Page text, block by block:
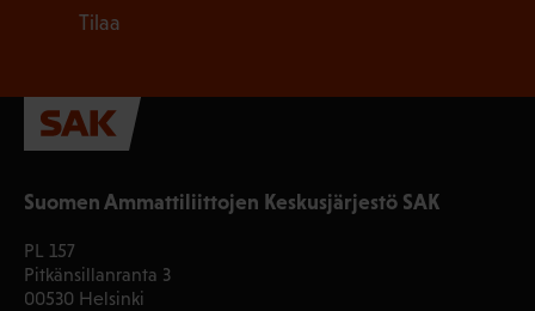
Suomen Ammattiliittojen Keskusjärjestö SAK
PL 157
Pitkänsillanranta 3
00530 Helsinki
Tilaa